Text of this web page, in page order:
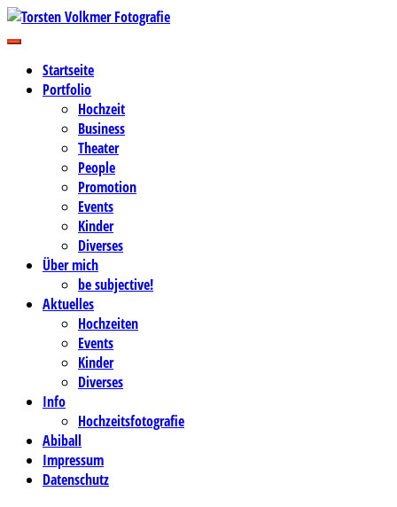
Zum
Inhalt
Torsten Volkmer Fotografie
Business-, Portrait- und Hochzeitsfotografie
Startseite
Portfolio
Hochzeit
Business
Theater
People
Promotion
Events
Kinder
Diverses
Über mich
be subjective!
Aktuelles
Hochzeiten
Events
Kinder
Diverses
Info
Hochzeitsfotografie
Abiball
Impressum
Datenschutz